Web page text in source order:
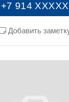
+7 914
Добавить